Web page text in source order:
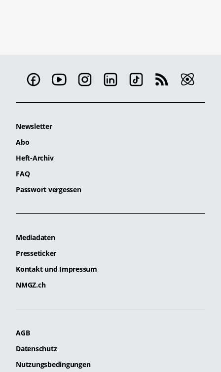
Newsletter
Abo
Heft-Archiv
FAQ
Passwort vergessen
Mediadaten
Presseticker
Kontakt und Impressum
NMGZ.ch
AGB
Datenschutz
Nutzungsbedingungen